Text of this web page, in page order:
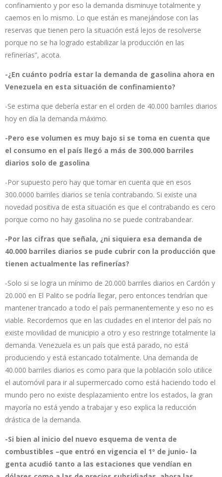
confinamiento y por eso la demanda disminuye totalmente y
caemos en lo mismo. Lo que están es manejándose con las
reservas que tienen pero la situación está lejos de resolverse
porque no se ha logrado estabilizar la producción en las
refinerías”, acota.
-¿En cuánto podría estar la demanda de gasolina ahora en
Venezuela en esta situación de confinamiento?
-Se estima que debería estar en el orden de 40.000 barriles diarios
hoy en día la demanda máximo.
-Pero ese volumen es muy bajo si se toma en cuenta que
el consumo en el país llegó a más de 300.000 barriles
diarios solo de gasolina
-Por supuesto pero hay que tomar en cuenta que en esos
300.0000 barriles diarios se tenía contrabando. Si existe una
novedad positiva de esta situación es que el contrabando es cero
porque como no hay gasolina no se puede contrabandear.
-Por las cifras que señala, ¿ni siquiera esa demanda de
40.000 barriles diarios se pude cubrir con la producción que
tienen actualmente las refinerías?
-Solo si se logra un mínimo de 20.000 barriles diarios en Cardón y
20.000 en El Palito se podría llegar, pero entonces tendrían que
mantener trancado a todo el país permanentemente y eso no es
viable. Recordemos que en las ciudades en el interior del país no
existe movilidad de municipio a otro y eso restringe totalmente la
demanda. Venezuela es un país que está parado, no está
produciendo y está estancado totalmente. Una demanda de
40.000 barriles diarios es como para que la población solo utilice
el automóvil para ir al supermercado como está haciendo todo el
mundo pero no existe desplazamiento entre los estados, la gran
mayoría no está yendo a trabajar y eso explica la reducción
drástica de la demanda.
-Si bien al inicio del nuevo esquema de venta de
combustibles –que entró en vigencia el 1º de junio- la
genta acudió tanto a las estaciones que vendían en